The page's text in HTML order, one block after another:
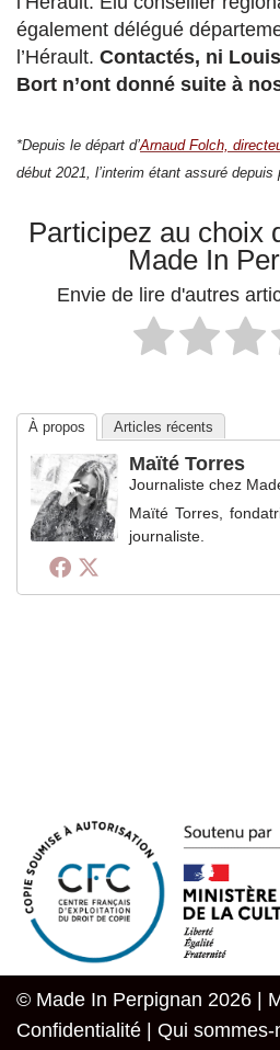
également délégué
l’Hérault. Contactés, ni
Bort n’ont donné suite à
*Depuis le départ d’Arnaud Folch,
début 2021, l’interim étant assuré
Participez au choix
Made In
Envie de lire d'autres
À propos Articles récents
Maïté Torres
Journaliste chez
Maïté Torres,
journaliste.
© Made In Perpignan 2026 |
Confidentialité
Qui sommes-